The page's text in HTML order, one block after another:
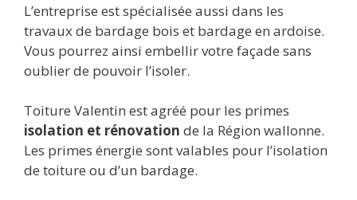
L’entreprise est spécialisée aussi dans les
travaux de bardage bois et bardage en ardoise.
Vous pourrez ainsi embellir votre façade sans
oublier de pouvoir l’isoler.
Toiture Valentin est agréé pour les primes
isolation et rénovation de la Région wallonne.
Les primes énergie sont valables pour l’isolation
de toiture ou d’un bardage.